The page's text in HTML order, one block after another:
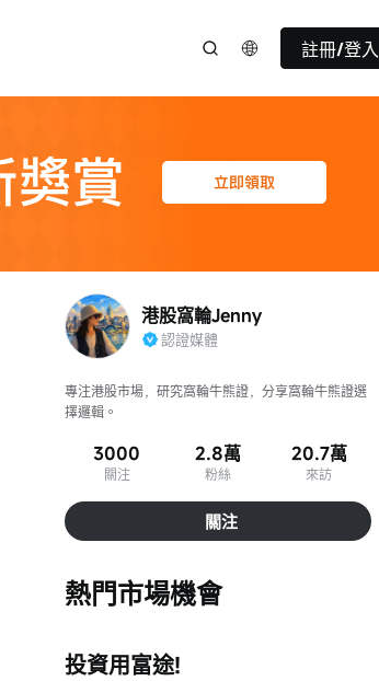
註冊/登入
港股窩輪Jenny
認證媒體
專注港股市場，研究窩輪牛熊證，分享窩輪牛熊證選
擇邏輯。
3000
關注
2.8萬
粉絲
20.7萬
來訪
關注
熱門市場機會
投資用富途!